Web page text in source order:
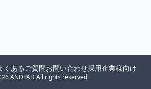
ANDPAD All rights reserved.
くあるご質問お問い合わせ採用企業様向け